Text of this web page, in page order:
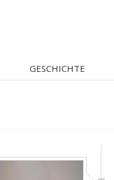
GESCHICHTE